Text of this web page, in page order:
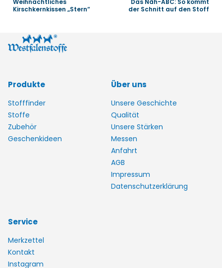
Weihnachtliches
Kirschkernkissen „Stern“
Das Näh-ABC: So kommt
der Schnitt auf den Stoff
Produkte
Stofffinder
Stoffe
Zubehör
Geschenkideen
Über uns
Unsere Geschichte
Qualität
Unsere Stärken
Messen
Anfahrt
AGB
Impressum
Datenschutzerklärung
Service
Merkzettel
Kontakt
Instagram